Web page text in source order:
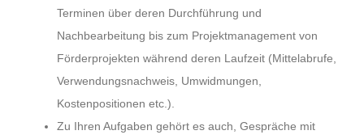
Terminen über deren Durchführung und
Nachbearbeitung bis zum Projektmanagement von
Förderprojekten während deren Laufzeit (Mittelabrufe,
Verwendungsnachweis, Umwidmungen,
Kostenpositionen etc.).
Zu Ihren Aufgaben gehört es auch, Gespräche mit